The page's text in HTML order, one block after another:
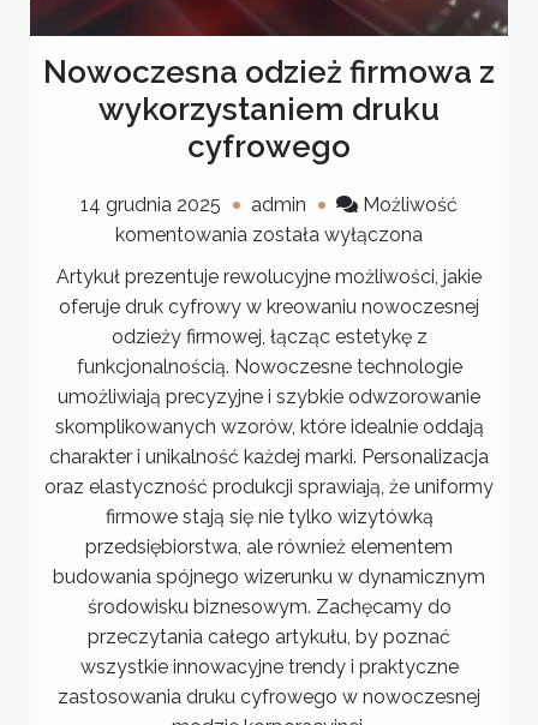
Nowoczesna odzież firmowa z
wykorzystaniem druku
cyfrowego
14 grudnia 2025 admin
Możliwość
komentowania Nowoczesna
odzież
firmowa
z
wykorzystaniem
druku
cyfrowego
została wyłączona
Artykuł prezentuje rewolucyjne możliwości, jakie
oferuje druk cyfrowy w kreowaniu nowoczesnej
odzieży firmowej, łącząc estetykę z
funkcjonalnością. Nowoczesne technologie
umożliwiają precyzyjne i szybkie odwzorowanie
skomplikowanych wzorów, które idealnie oddają
charakter i unikalność każdej marki. Personalizacja
oraz elastyczność produkcji sprawiają, że uniformy
firmowe stają się nie tylko wizytówką
przedsiębiorstwa, ale również elementem
budowania spójnego wizerunku w dynamicznym
środowisku biznesowym. Zachęcamy do
przeczytania całego artykułu, by poznać
wszystkie innowacyjne trendy i praktyczne
zastosowania druku cyfrowego w nowoczesnej